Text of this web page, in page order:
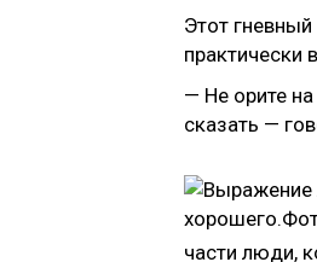
Этот
практически
— Не орите
сказать —
части люди,